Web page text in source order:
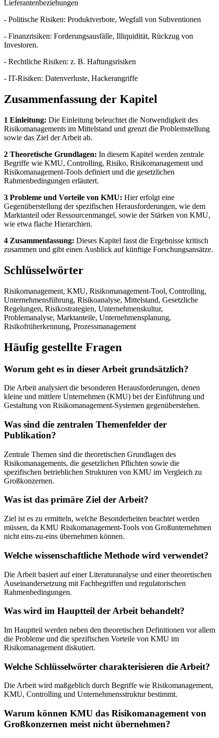
Lieferantenbeziehungen
- Politische Risiken: Produktverbote, Wegfall von Subventionen
- Finanzrisiken: Forderungsausfälle, Illiquidität, Rückzug von
Investoren.
- Rechtliche Risiken: z. B. Haftungsrisiken
- IT-Risiken: Datenverluste, Hackerangriffe
Zusammenfassung der Kapitel
1 Einleitung: Die Einleitung beleuchtet die Notwendigkeit des
Risikomanagements im Mittelstand und grenzt die Problemstellung
sowie das Ziel der Arbeit ab.
2 Theoretische Grundlagen: In diesem Kapitel werden zentrale
Begriffe wie KMU, Controlling, Risiko, Risikomanagement und
Risikomanagement-Tools definiert und die gesetzlichen
Rahmenbedingungen erläutert.
3 Probleme und Vorteile von KMU: Hier erfolgt eine
Gegenüberstellung der spezifischen Herausforderungen, wie dem
Marktanteil oder Ressourcenmangel, sowie der Stärken von KMU,
wie etwa flache Hierarchien.
4 Zusammenfassung: Dieses Kapitel fasst die Ergebnisse kritisch
zusammen und gibt einen Ausblick auf künftige Forschungsansätze.
Schlüsselwörter
Risikomanagement, KMU, Risikomanagement-Tool, Controlling,
Unternehmensführung, Risikoanalyse, Mittelstand, Gesetzliche
Regelungen, Risikostrategien, Unternehmenskultur,
Problemanalyse, Marktanteile, Unternehmensplanung,
Risikofrüherkennung, Prozessmanagement
Häufig gestellte Fragen
Worum geht es in dieser Arbeit grundsätzlich?
Die Arbeit analysiert die besonderen Herausforderungen, denen
kleine und mittlere Unternehmen (KMU) bei der Einführung und
Gestaltung von Risikomanagement-Systemen gegenüberstehen.
Was sind die zentralen Themenfelder der
Publikation?
Zentrale Themen sind die theoretischen Grundlagen des
Risikomanagements, die gesetzlichen Pflichten sowie die
spezifischen betrieblichen Strukturen von KMU im Vergleich zu
Großkonzernen.
Was ist das primäre Ziel der Arbeit?
Ziel ist es zu ermitteln, welche Besonderheiten beachtet werden
müssen, da KMU Risikomanagement-Tools von Großunternehmen
nicht eins-zu-eins übernehmen können.
Welche wissenschaftliche Methode wird verwendet?
Die Arbeit basiert auf einer Literaturanalyse und einer theoretischen
Auseinandersetzung mit Fachbegriffen und regulatorischen
Rahmenbedingungen.
Was wird im Hauptteil der Arbeit behandelt?
Im Hauptteil werden neben den theoretischen Definitionen vor allem
die Probleme und die spezifischen Vorteile von KMU im
Risikomanagement diskutiert.
Welche Schlüsselwörter charakterisieren die Arbeit?
Die Arbeit wird maßgeblich durch Begriffe wie Risikomanagement,
KMU, Controlling und Unternehmensstruktur bestimmt.
Warum können KMU das Risikomanagement von
Großkonzernen meist nicht übernehmen?